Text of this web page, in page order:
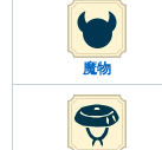
魔物